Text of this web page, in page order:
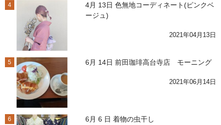
4
4月 13日 色無地コーディネート(ピンクベ
ージュ)
2021年04月13日
5 6月 14日 前田珈琲高台寺店 モーニング
2021年06月14日
6 6月 6 日 着物の虫干し